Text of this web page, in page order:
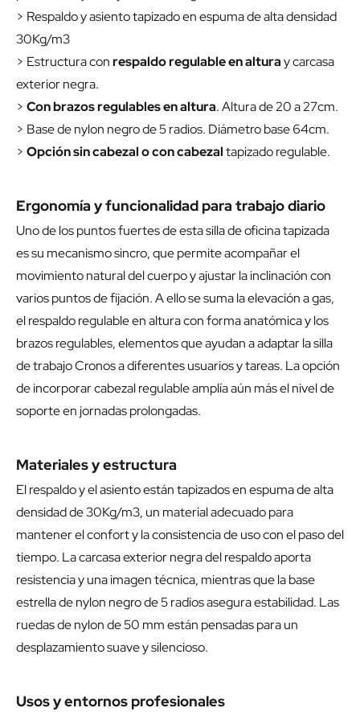
> Respaldo y asiento tapizado en espuma de alta densidad
30Kg/m3
> Estructura conrespaldo regulable en alturay carcasa
exterior negra.
> Con brazos regulables en altura. Altura de 20 a 27cm.
> Base de nylon negro de 5 radios. Diámetro base 64cm.
> Opción sin cabezal o con cabezaltapizado regulable.
Ergonomía y funcionalidad para trabajo diario
Uno de los puntos fuertes de esta silla de oficina tapizada
es su mecanismo sincro, que permite acompañar el
movimiento natural del cuerpo y ajustar la inclinación con
varios puntos de fijación. A ello se suma la elevación a gas,
el respaldo regulable en altura con forma anatómica y los
brazos regulables, elementos que ayudan a adaptar la silla
de trabajo Cronos a diferentes usuarios y tareas. La opción
de incorporar cabezal regulable amplía aún más el nivel de
soporte en jornadas prolongadas.
Materiales y estructura
El respaldo y el asiento están tapizados en espuma de alta
densidad de 30Kg/m3, un material adecuado para
mantener el confort y la consistencia de uso con el paso del
tiempo. La carcasa exterior negra del respaldo aporta
resistencia y una imagen técnica, mientras que la base
estrella de nylon negro de 5 radios asegura estabilidad. Las
ruedas de nylon de 50 mm están pensadas para un
desplazamiento suave y silencioso.
Usos y entornos profesionales